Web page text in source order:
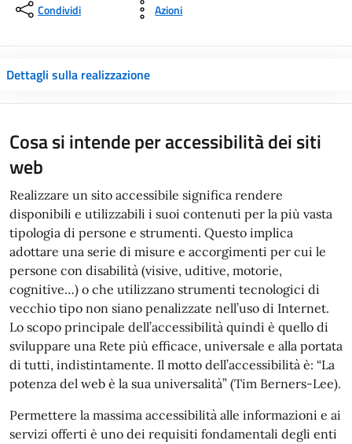
Condividi Azioni
Dettagli sulla realizzazione
Cosa si intende per accessibilità dei siti
web
Realizzare un sito accessibile significa rendere
disponibili e utilizzabili i suoi contenuti per la più vasta
tipologia di persone e strumenti. Questo implica
adottare una serie di misure e accorgimenti per cui le
persone con disabilità (visive, uditive, motorie,
cognitive…) o che utilizzano strumenti tecnologici di
vecchio tipo non siano penalizzate nell’uso di Internet.
Lo scopo principale dell’accessibilità quindi è quello di
sviluppare una Rete più efficace, universale e alla portata
di tutti, indistintamente. Il motto dell’accessibilità è: “La
potenza del web è la sua universalità” (Tim Berners-Lee).
Permettere la massima accessibilità alle informazioni e ai
servizi offerti è uno dei requisiti fondamentali degli enti